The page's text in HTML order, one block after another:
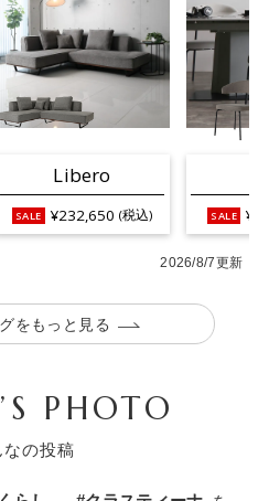
Libero
¥232,650 (税込)
2026/8/7更新
をもっと見る
PHOTO
なの投稿